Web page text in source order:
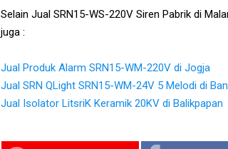
Selain Jual SRN15-WS-220V Siren Pabrik di
juga :
Jual Produk Alarm SRN15-WM-220V di Jogja
Jual SRN QLight SRN15-WM-24V 5 Melodi di
Jual Isolator LitsriK Keramik 20KV di Balikpapan